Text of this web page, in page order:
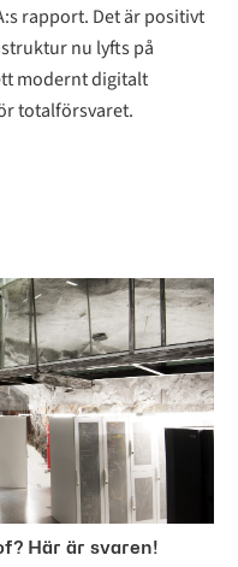
rapport. Det är positivt
nu lyfts på
modernt digitalt
totalförsvaret.
Här är svaren!